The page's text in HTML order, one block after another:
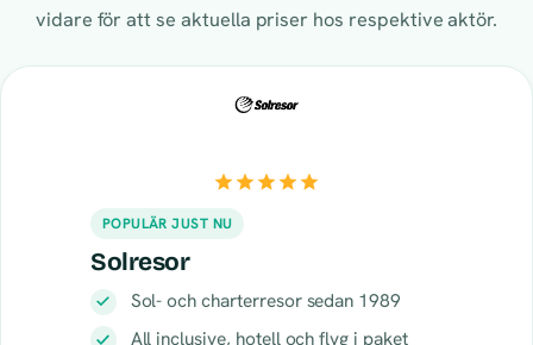
vidare för att se aktuella priser hos respektive aktör.
POPULÄR JUST NU
Solresor
Sol- och charterresor sedan 1989
All inclusive, hotell och flyg i paket